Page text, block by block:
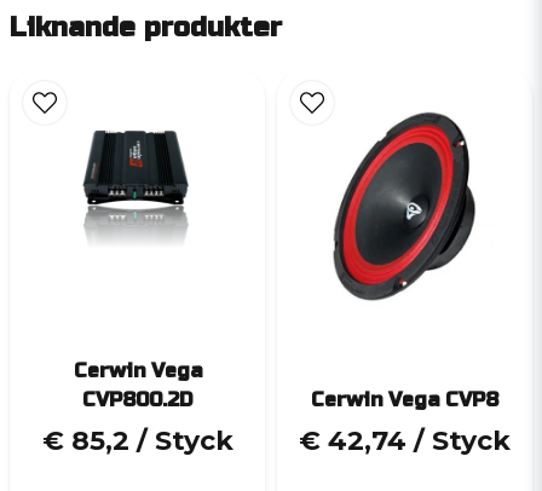
Liknande produkter
Cerwin Vega
CVP800.2D
€ 85,2 / Styck
Cerwin Vega CVP8
€ 42,74 / Styck